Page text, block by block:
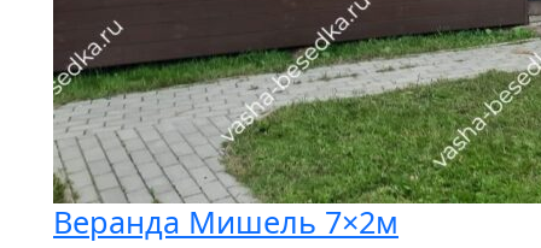
Веранда Мишель 7×2м